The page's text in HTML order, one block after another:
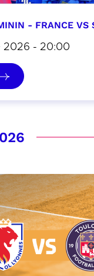
- FRANCE VS
2026 - 20:00